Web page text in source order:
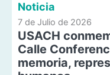
Noticia
7 de Julio de 2026
USACH
Calle
memoria,